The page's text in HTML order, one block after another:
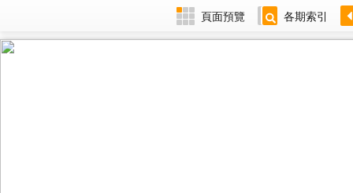
頁面預覽 各期索引